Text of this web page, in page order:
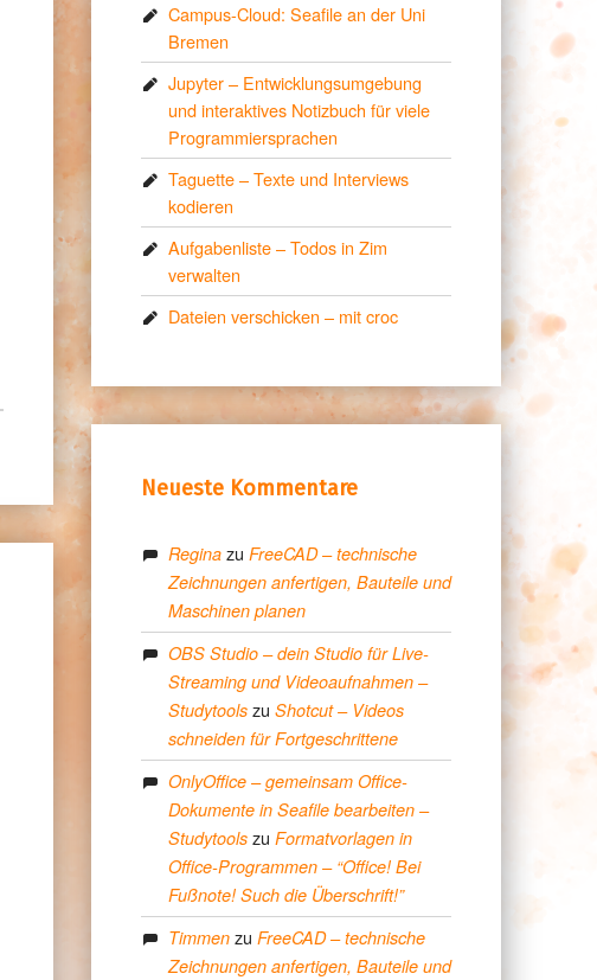
Campus-Cloud: Seafile an der Uni
Bremen
Jupyter – Entwicklungsumgebung
und interaktives Notizbuch für viele
Programmiersprachen
Taguette – Texte und Interviews
kodieren
Aufgabenliste – Todos in Zim
verwalten
Dateien verschicken – mit croc
Neueste Kommentare
Regina zuFreeCAD – technische
Zeichnungen anfertigen, Bauteile und
Maschinen planen
OBS Studio – dein Studio für Live-
Streaming und Videoaufnahmen –
Studytools zuShotcut – Videos
schneiden für Fortgeschrittene
OnlyOffice – gemeinsam Office-
Dokumente in Seafile bearbeiten –
Studytools zuFormatvorlagen in
Office-Programmen – “Office! Bei
Fußnote! Such die Überschrift!”
Timmen zuFreeCAD – technische
Zeichnungen anfertigen, Bauteile und